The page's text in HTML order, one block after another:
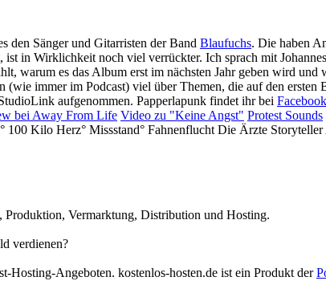
den Sänger und Gitarristen der Band Blaufuchs. Die haben
in Wirklichkeit noch viel verrückter. Ich sprach mit
warum es das Album erst im nächsten Jahr geben wird und
immer im Podcast) viel über Themen, die auf den
aufgenommen. Papperlapunk findet ihr bei Facebook
bei Away From Life Video zu "Keine Angst" Protest Sounds
Kilo Herz° Missstand° Fahnenflucht Die Ärzte
Vermarktung, Distribution und Hosting.
verdienen?
Hosting-Angeboten. kostenlos-hosten.de ist ein Produkt der